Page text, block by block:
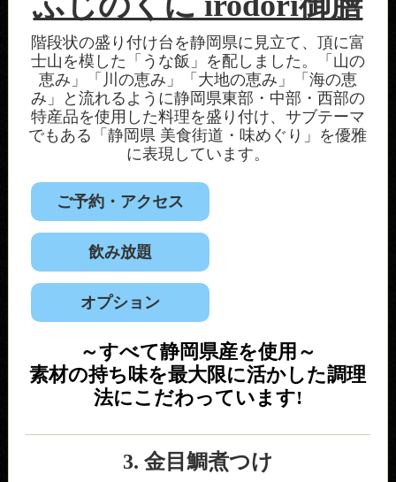
階段状の盛り付け台を静岡県に見立て、頂に富
士山を模した「うな飯」を配しました。「山の
恵み」「川の恵み」「大地の恵み」「海の恵
み」と流れるように静岡県東部・中部・西部の
特産品を使用した料理を盛り付け、サブテーマ
でもある「静岡県 美食街道・味めぐり」を優雅
に表現しています。
ご予約・アクセス
飲み放題
オプション
～すべて静岡県産を使用～
素材の持ち味を最大限に活かした調理
法にこだわっています!
3. 金目鯛煮つけ